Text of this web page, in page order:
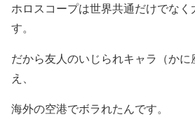
ホロスコープは世界共通だけでな
す。
だから友人のいじられキャラ（か
え、
海外の空港でボラれたんです。